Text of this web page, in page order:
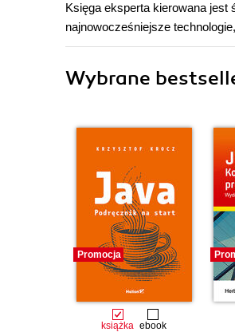
Księga eksperta kierowana
najnowocześniejsze
Wybrane
Promocja
książka ebook